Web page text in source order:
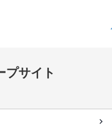
プサイト